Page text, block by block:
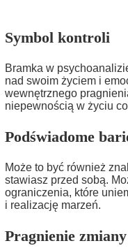
Symbol kontroli
Bramka w
nad swoim życiem i
wewnętrznego
niepewnością w życiu
Podświadome
Może to być również
stawiasz przed sobą.
ograniczenia, które
i realizację marzeń.
Pragnienie zmiany